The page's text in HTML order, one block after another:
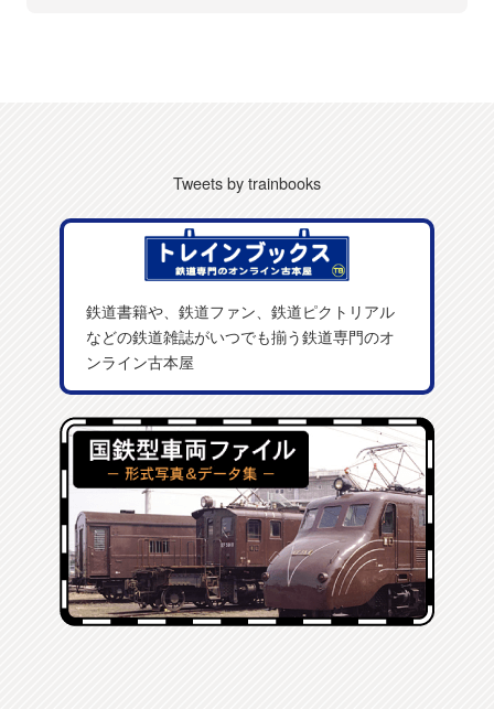
Tweets by trainbooks
鉄道書籍や、鉄道ファン、鉄道ピクトリアル
などの鉄道雑誌がいつでも揃う鉄道専門のオ
ンライン古本屋